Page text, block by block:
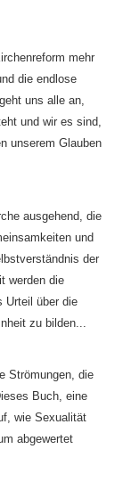
mehr
die endlose
uns alle an,
und wir es sind,
unserem Glauben
ausgehend, die
und
der
werden die
Urteil über die
zu bilden...
Strömungen, die
Buch, eine
wie Sexualität
abgewertet